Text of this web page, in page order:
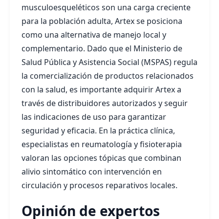
musculoesqueléticos son una carga creciente
para la población adulta, Artex se posiciona
como una alternativa de manejo local y
complementario. Dado que el Ministerio de
Salud Pública y Asistencia Social (MSPAS) regula
la comercialización de productos relacionados
con la salud, es importante adquirir Artex a
través de distribuidores autorizados y seguir
las indicaciones de uso para garantizar
seguridad y eficacia. En la práctica clínica,
especialistas en reumatología y fisioterapia
valoran las opciones tópicas que combinan
alivio sintomático con intervención en
circulación y procesos reparativos locales.
Opinión de expertos